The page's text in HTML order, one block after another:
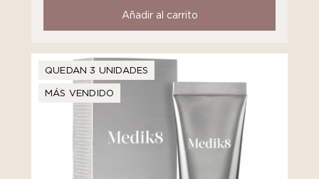
Añadir al carrito
QUEDAN 3 UNIDADES
MÁS VENDIDO